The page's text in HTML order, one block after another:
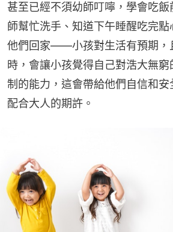
甚至已經不須幼師叮嚀，學會吃
師幫忙洗手、知道下午睡醒吃完
他們回家——小孩對生活有預期，
時，會讓小孩覺得自己對浩大無
制的能力，這會帶給他們自信和
配合大人的期許。